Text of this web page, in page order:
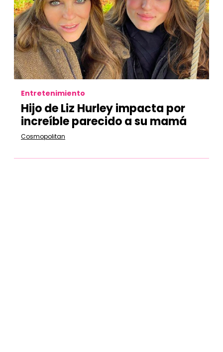
Entretenimiento
Hijo de Liz Hurley impacta por
increíble parecido a su mamá
Cosmopolitan